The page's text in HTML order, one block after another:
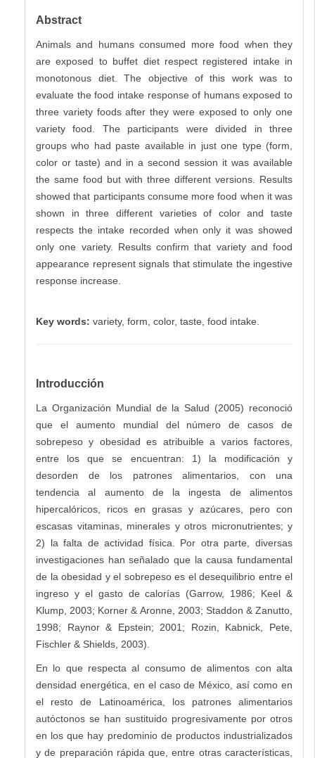
Abstract
Animals and humans consumed more food when they
are exposed to buffet diet respect registered intake in
monotonous diet. The objective of this work was to
evaluate the food intake response of humans exposed to
three variety foods after they were exposed to only one
variety food. The participants were divided in three
groups who had paste available in just one type (form,
color or taste) and in a second session it was available
the same food but with three different versions. Results
showed that participants consume more food when it was
shown in three different varieties of color and taste
respects the intake recorded when only it was showed
only one variety. Results confirm that variety and food
appearance represent signals that stimulate the ingestive
response increase.
Key words: variety, form, color, taste, food intake.
Introducción
La Organización Mundial de la Salud (2005) reconoció
que el aumento mundial del número de casos de
sobrepeso y obesidad es atribuible a varios factores,
entre los que se encuentran: 1) la modificación y
desorden de los patrones alimentarios, con una
tendencia al aumento de la ingesta de alimentos
hipercalóricos, ricos en grasas y azúcares, pero con
escasas vitaminas, minerales y otros micronutrientes; y
2) la falta de actividad física. Por otra parte, diversas
investigaciones han señalado que la causa fundamental
de la obesidad y el sobrepeso es el desequilibrio entre el
ingreso y el gasto de calorías (Garrow, 1986; Keel &
Klump, 2003; Korner & Aronne, 2003; Staddon & Zanutto,
1998; Raynor & Epstein; 2001; Rozin, Kabnick, Pete,
Fischler & Shields, 2003).
En lo que respecta al consumo de alimentos con alta
densidad energética, en el caso de México, así como en
el resto de Latinoamérica, los patrones alimentarios
autóctonos se han sustituido progresivamente por otros
en los que hay predominio de productos industrializados
y de preparación rápida que, entre otras características,